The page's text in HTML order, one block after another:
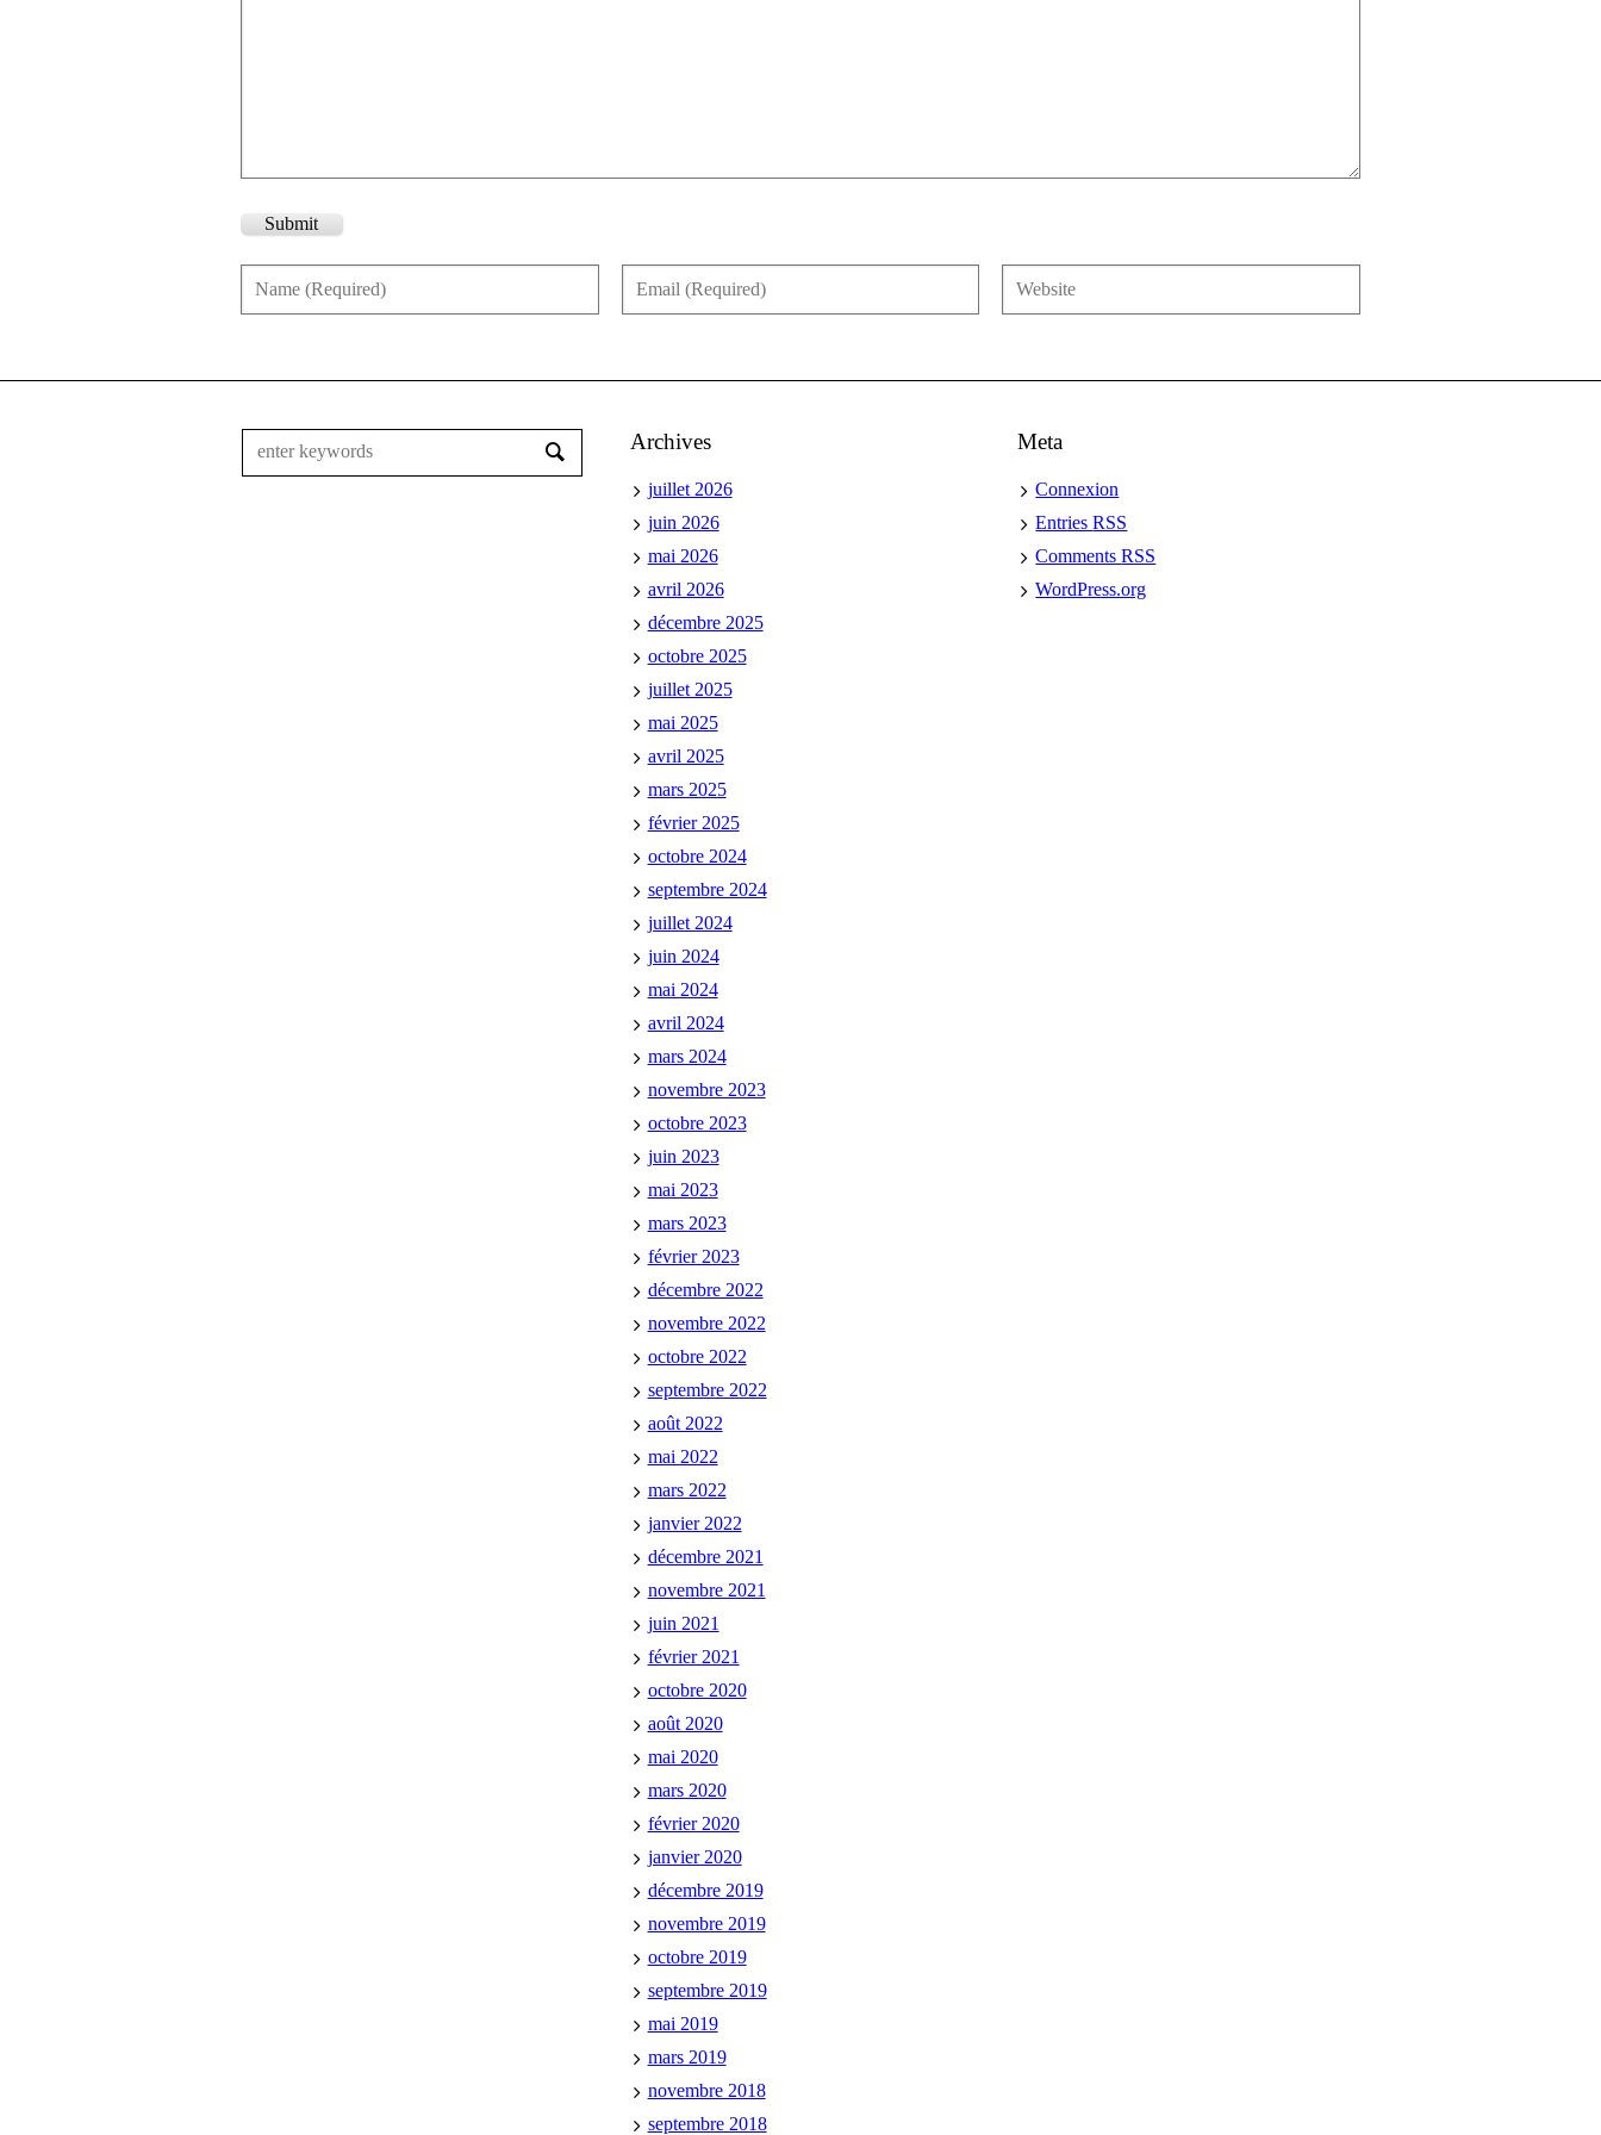
Submit
Archives
juillet 2026
juin 2026
mai 2026
avril 2026
décembre 2025
octobre 2025
juillet 2025
mai 2025
avril 2025
mars 2025
février 2025
octobre 2024
septembre 2024
juillet 2024
juin 2024
mai 2024
avril 2024
mars 2024
novembre 2023
octobre 2023
juin 2023
mai 2023
mars 2023
février 2023
décembre 2022
novembre 2022
octobre 2022
septembre 2022
août 2022
mai 2022
mars 2022
janvier 2022
décembre 2021
novembre 2021
juin 2021
février 2021
octobre 2020
août 2020
mai 2020
mars 2020
février 2020
janvier 2020
décembre 2019
novembre 2019
octobre 2019
septembre 2019
mai 2019
mars 2019
novembre 2018
septembre 2018
Meta
Connexion
EntriesRSS
CommentsRSS
WordPress.org